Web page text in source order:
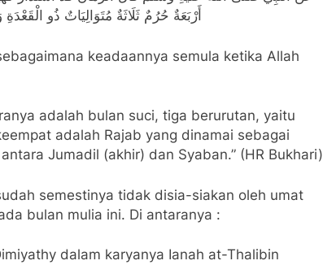
أَرْبَعَةٌ حُرُمٌ ثَلَاثَةٌ مُتَوَالِيَاتٌ ذُو
adalah bulan suci, tiga berurutan, yaitu
adalah Rajab yang dinamai sebagai
Jumadil (akhir) dan Syaban.” (HR Bukhari)
semestinya tidak disia-siakan oleh umat
bulan mulia ini. Di antaranya :
dalam karyanya Ianah at-Thalibin